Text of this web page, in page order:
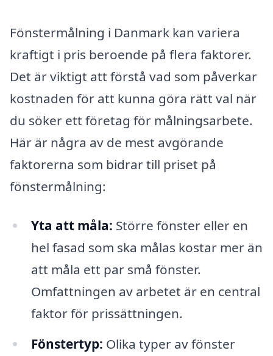
Fönstermålning i Danmark kan variera
kraftigt i pris beroende på flera faktorer.
Det är viktigt att förstå vad som påverkar
kostnaden för att kunna göra rätt val när
du söker ett företag för målningsarbete.
Här är några av de mest avgörande
faktorerna som bidrar till priset på
fönstermålning:
Yta att måla: Större fönster eller en
hel fasad som ska målas kostar mer än
att måla ett par små fönster.
Omfattningen av arbetet är en central
faktor för prissättningen.
Fönstertyp: Olika typer av fönster